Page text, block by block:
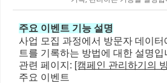
주요 이벤트 기능 설명
사업 모집 과정에서 방문자 데이터
트를 기록하는 방법에 대한 설명입
관련 페이지: [캠페인 관리하기의
주요 이벤트